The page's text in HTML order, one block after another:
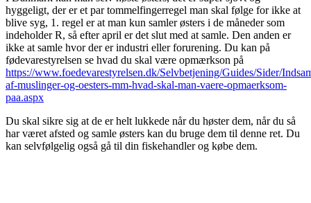
hyggeligt, der er et par tommelfingerregel man skal følge for ikke at
blive syg, 1. regel er at man kun samler østers i de måneder som
indeholder R, så efter april er det slut med at samle. Den anden er
ikke at samle hvor der er industri eller forurening. Du kan på
fødevarestyrelsen se hvad du skal være opmærkson på
https://www.foedevarestyrelsen.dk/Selvbetjening/Guides/Sider/
af-muslinger-og-oesters-mm-hvad-skal-man-vaere-opmaerksom-
paa.aspx
Du skal sikre sig at de er helt lukkede når du høster dem, når du så
har været afsted og samle østers kan du bruge dem til denne ret. Du
kan selvfølgelig også gå til din fiskehandler og købe dem.